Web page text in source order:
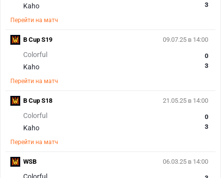
Kaho
3
Перейти на матч
09.07.25 в 14:00
Colorful
Kaho
0
3
Перейти на матч
B Cup S19
21.05.25 в 14:00
Colorful
Kaho
0
3
Перейти на матч
B Cup S18
06.03.25 в 14:00
WSB